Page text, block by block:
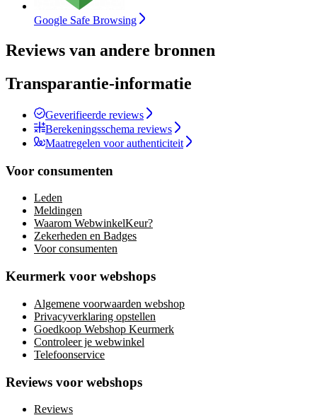
Google Safe Browsing
Reviews van andere bronnen
Transparantie-informatie
Geverifieerde reviews
Berekeningsschema reviews
Maatregelen voor authenticiteit
Voor consumenten
Leden
Meldingen
Waarom WebwinkelKeur?
Zekerheden en Badges
Voor consumenten
Keurmerk voor webshops
Algemene voorwaarden webshop
Privacyverklaring opstellen
Goedkoop Webshop Keurmerk
Controleer je webwinkel
Telefoonservice
Reviews voor webshops
Reviews